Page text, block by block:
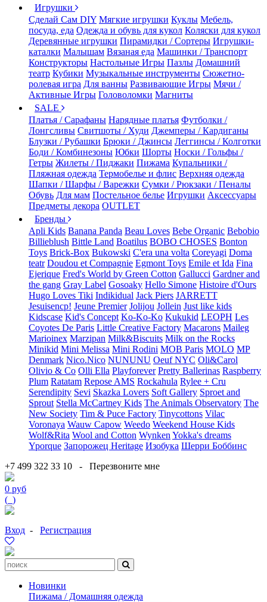
Игрушки
Сделай Сам DIY Мягкие игрушки Куклы Мебель,
посуда, еда Одежда и обувь для кукол Коляски для кукол
Деревянные игрушки Пирамидки / Сортеры Игрушки-
каталки Малышам Вязаная еда Машинки / Транспорт
Конструкторы Настольные Игры Пазлы Домашний
театр Кубики Музыкальные инструменты Сюжетно-
ролевая игра Для ванны Развивающие Игры Мячи /
Активные Игры Головоломки Магниты
SALE
Платья / Сарафаны Нарядные платья Футболки /
Лонгсливы Свитшоты / Худи Джемперы / Кардиганы
Блузки / Рубашки Брюки / Джинсы Леггинсы / Колготки
Боди / Комбинезоны Юбки Шорты Носки / Гольфы /
Гетры Жилеты / Пиджаки Пижама Купальники /
Пляжная одежда Термобелье и флис Верхняя одежда
Шапки / Шарфы / Варежки Сумки / Рюкзаки / Пеналы
Обувь Для мам Постельное белье Игрушки Аксессуары
Предметы декора OUTLET
Бренды
Apli Kids Banana Panda Beau Loves Bebe Organic Bebobio
Billieblush Bittle Land Boatilus BOBO CHOSES Bonton
Toys Brick-Box Bukowski C'era una volta Coreyagi Doma
teatr Doudou et Compagnie Egmont Toys Emile et Ida Fina
Ejerique Fred's World by Green Cotton Gallucci Gardner and
the gang Gray Label Gosoaky Hello Simone Histoire d'Ours
Hugo Loves Tiki Indikidual Jack Piers JARRETT
Jesuisencp! Jeune Premier Jolijou Jollein Just like kids
Kidscase Kid's Concept Ko-Ko-Ko Kukukid LEOPH Les
Coyotes De Paris Little Creative Factory Macarons Maileg
Marioinex Marzipan Milk&Biscuits Milk on the Rocks
Minikid Mini Melissa Mini Rodini MOB Paris MOLO MP
Denmark Nico.Nico NUNUNU Oeuf NYC Oli&Carol
Olivio & Co Olli Ella Playforever Pretty Ballerinas Raspberry
Plum Ratatam Repose AMS Rockahula Rylee + Cru
Serendipity Sevi Skazka Lovers Soft Gallery Sproet and
Sprout Stella McCartney Kids The Animals Observatory The
New Society Tim & Puce Factory Tinycottons Vilac
Voronaya Wauw Capow Weedo Weekend House Kids
Wolf&Rita Wool and Cotton Wynken Yokka's dreams
Yporque Запорожец Heritage Изобука Шерри Боббинс
+7 499 322 33 10 - Перезвоните мне
0 руб
( )
Вход - Регистрация
Новинки
Пижама / Домашняя одежда